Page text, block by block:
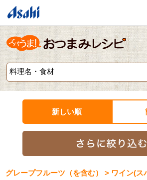
新しい順
グレープフルーツ（を含む） > ワイン(ス